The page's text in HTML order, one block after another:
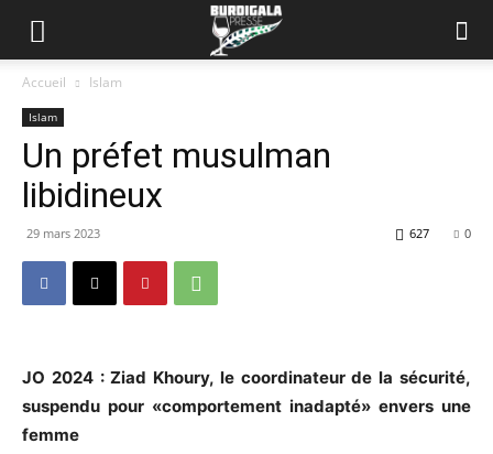
Accueil Islam
Islam
Un préfet musulman
libidineux
29 mars 2023 0
627
JO 2024 : Ziad Khoury, le coordinateur de la sécurité,
suspendu pour «comportement inadapté» envers une
femme